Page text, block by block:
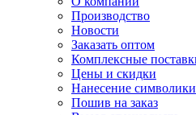
Производство
Новости
Заказать оптом
Комплексные
Цены и скидки
Нанесение символики
Пошив на заказ